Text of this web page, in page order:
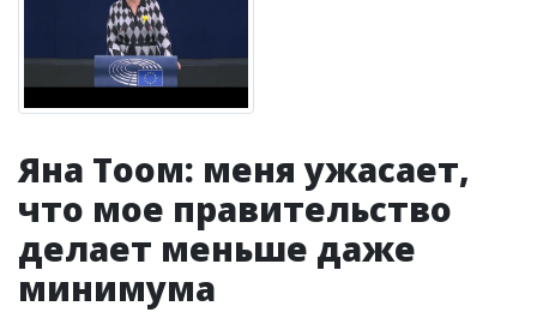
Яна Тоом: меня ужасает,
что мое правительство
делает меньше даже
минимума